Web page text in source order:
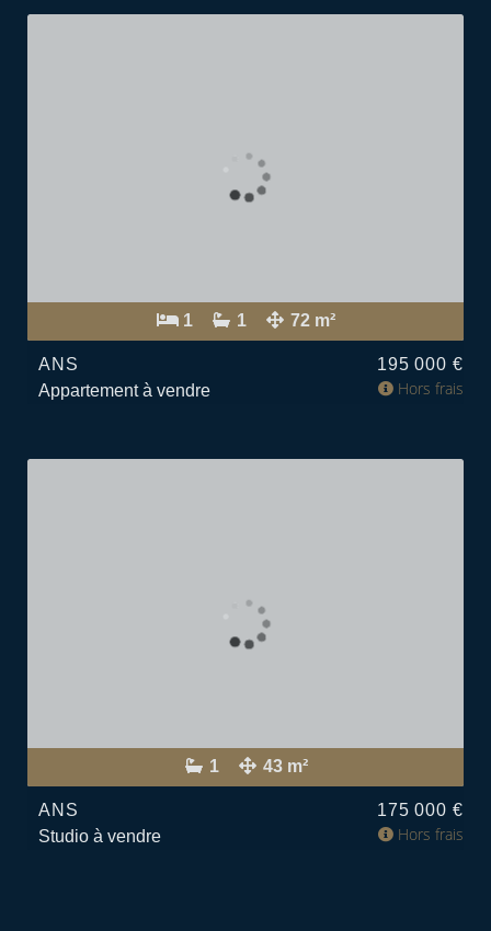
1 1 72 m²
ANS
Appartement à vendre
195 000 €
Hors frais
1 43 m²
ANS
Studio à vendre
175 000 €
Hors frais